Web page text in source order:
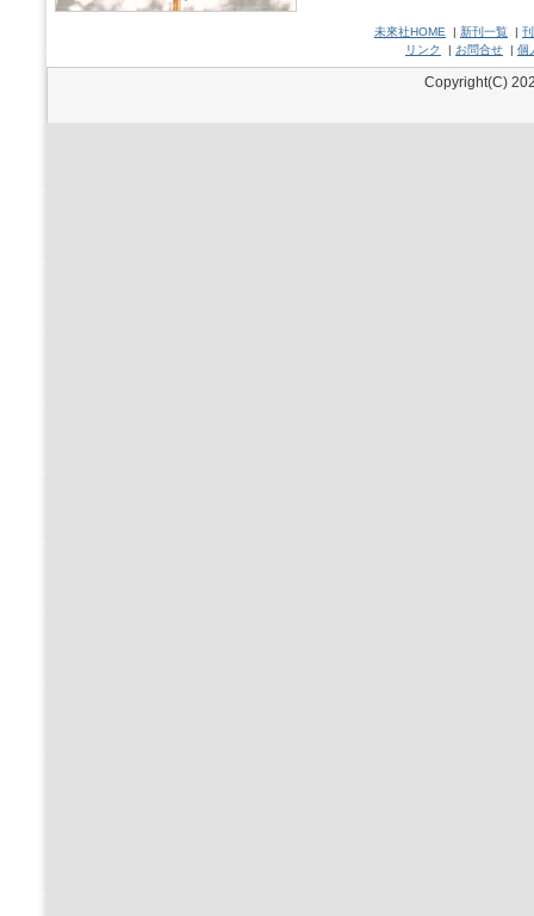
未來社HOME | 新刊一覧 |
リンク
| お問合せ | 個
Copyright(C)